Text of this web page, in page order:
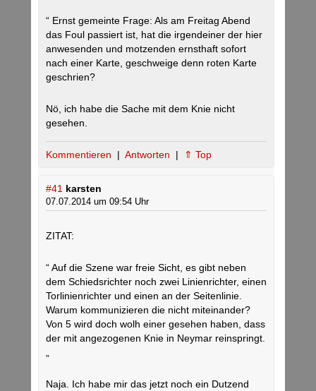
“ Ernst gemeinte Frage: Als am Freitag Abend
das Foul passiert ist, hat die irgendeiner der hier
anwesenden und motzenden ernsthaft sofort
nach einer Karte, geschweige denn roten Karte
geschrien?
Nö, ich habe die Sache mit dem Knie nicht
gesehen.
Kommentieren | Antworten | ⇑ Top
#41 karsten
07.07.2014 um 09:54 Uhr
ZITAT:
“ Auf die Szene war freie Sicht, es gibt neben
dem Schiedsrichter noch zwei Linienrichter, einen
Torlinienrichter und einen an der Seitenlinie.
Warum kommunizieren die nicht miteinander?
Von 5 wird doch wolh einer gesehen haben, dass
der mit angezogenen Knie in Neymar reinspringt.
„
Naja. Ich habe mir das jetzt noch ein Dutzend